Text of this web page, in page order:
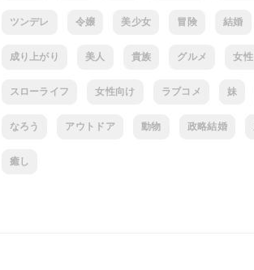
ツンデレ 令嬢 美少女 冒険 結婚
成り上がり 美人 貴族 グルメ 女性
スローライフ 女性向け ラブコメ 妹
なろう アウトドア 動物 政略結婚
癒し